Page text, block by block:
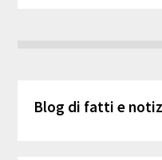
Blog di fatti e